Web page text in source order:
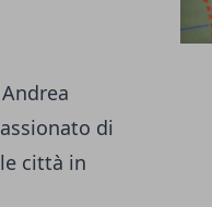
di
città in